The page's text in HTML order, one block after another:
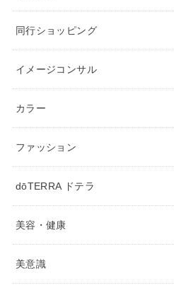
同行ショッピング
イメージコンサル
カラー
ファッション
dōTERRA ドテラ
美容・健康
美意識